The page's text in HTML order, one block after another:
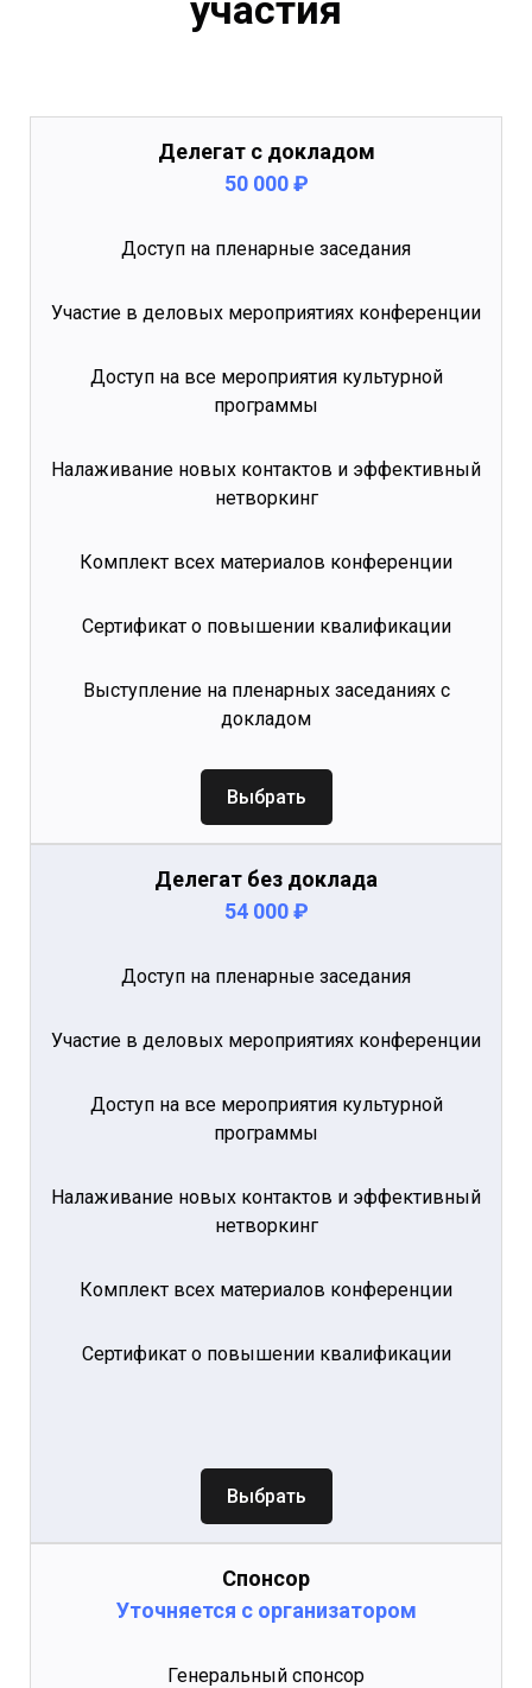
участия
Делегат с докладом
50 000 ₽
Доступ на пленарные заседания
Участие в деловых мероприятиях конференции
Доступ на все мероприятия культурной
программы
Налаживание новых контактов и эффективный
нетворкинг
Комплект всех материалов конференции
Сертификат о повышении квалификации
Выступление на пленарных заседаниях с
докладом
Выбрать
Делегат без доклада
54 000 ₽
Доступ на пленарные заседания
Участие в деловых мероприятиях конференции
Доступ на все мероприятия культурной
программы
Налаживание новых контактов и эффективный
нетворкинг
Комплект всех материалов конференции
Сертификат о повышении квалификации
Выбрать
Спонсор
Уточняется с организатором
Генеральный спонсор